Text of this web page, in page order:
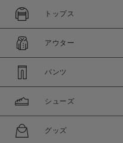
セール価格
在庫
トップス
アウター
パンツ
シューズ
グッズ